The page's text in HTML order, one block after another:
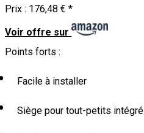
Prix : 176,48 € *
Voir offre sur
Points forts :
Facile à installer
Siège pour tout-petits intégré